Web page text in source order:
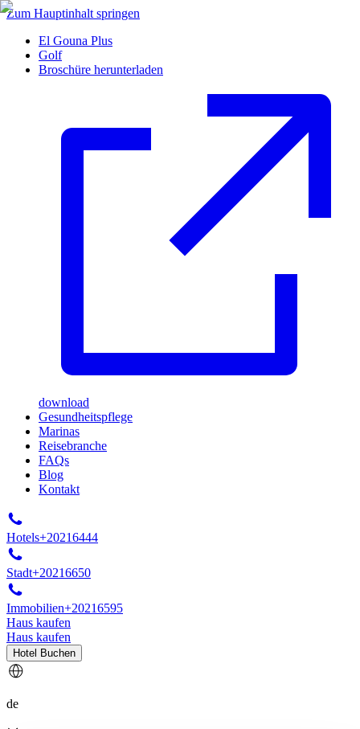
Zum Hauptinhalt springen
El Gouna Plus
Golf
Broschüre herunterladen
download
Gesundheitspflege
Marinas
Reisebranche
FAQs
Blog
Kontakt
Hotels+20216444
Stadt+20216650
Immobilien+20216595
Haus kaufen
Haus kaufen
Hotel Buchen
de